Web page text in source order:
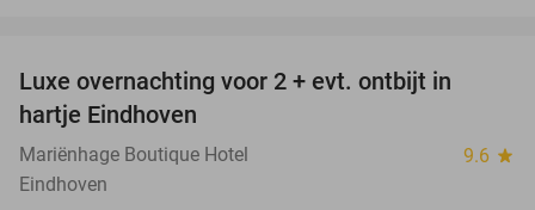
Luxe overnachting voor 2 + evt. ontbijt in
hartje Eindhoven
Mariënhage Boutique Hotel 9.6 star
Eindhoven